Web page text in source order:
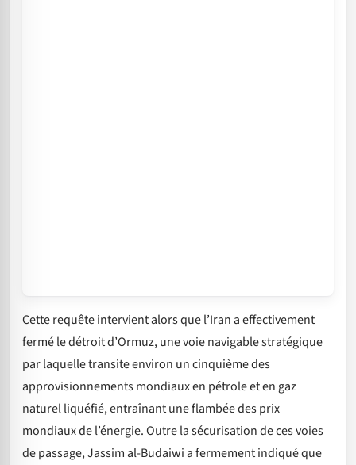
Cette requête intervient alors que l’Iran a effectivement
fermé le détroit d’Ormuz, une voie navigable stratégique
par laquelle transite environ un cinquième des
approvisionnements mondiaux en pétrole et en gaz
naturel liquéfié, entraînant une flambée des prix
mondiaux de l’énergie. Outre la sécurisation de ces voies
de passage, Jassim al-Budaiwi a fermement indiqué que